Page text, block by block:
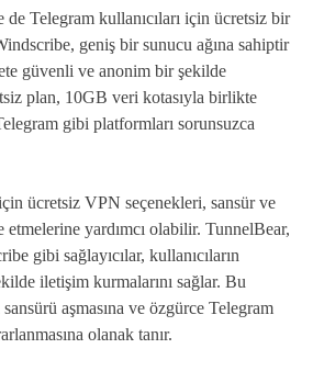
Telegram kullanıcıları için ücretsiz bir
geniş bir sunucu ağına sahiptir
güvenli ve anonim bir şekilde
plan, 10GB veri kotasıyla birlikte
gibi platformları sorunsuzca
ücretsiz VPN seçenekleri, sansür ve
etmelerine yardımcı olabilir. TunnelBear,
gibi sağlayıcılar, kullanıcıların
iletişim kurmalarını sağlar. Bu
aşmasına ve özgürce Telegram
olanak tanır.